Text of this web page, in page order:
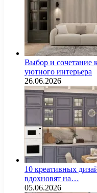
Выбор и сочетание
уютного интерьера
26.06.2026
10 креативных
вдохновят на…
05.06.2026